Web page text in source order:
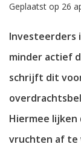
Geplaatst op 26
Investeerders
minder actief
schrijft dit
Hiermee
vruchten af te